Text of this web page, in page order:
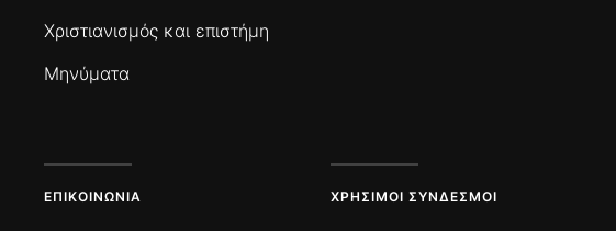
Χριστιανισμός και επιστήμη
Μηνύματα
ΕΠΙΚΟΙΝΩΝΊΑ ΧΡΉΣΙΜΟΙ ΣΎΝΔΕΣΜΟΙ